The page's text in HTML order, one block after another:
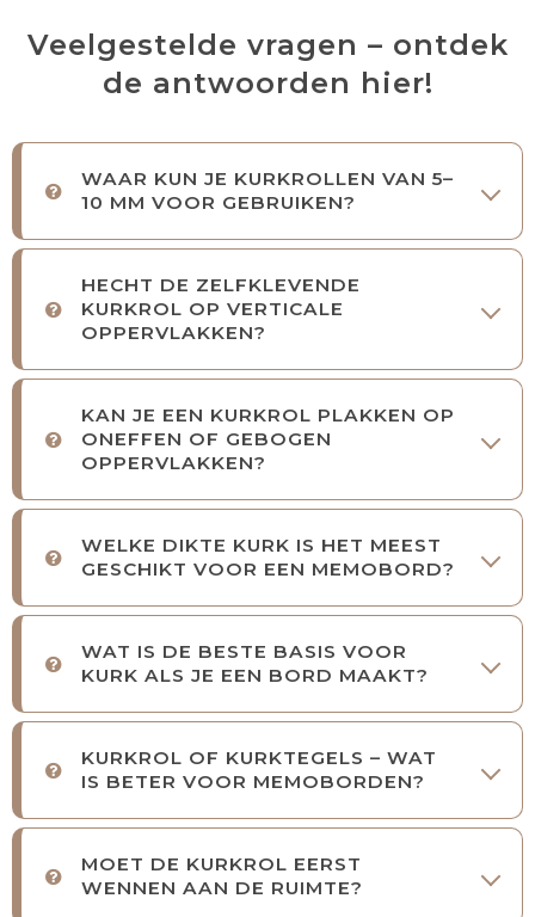
Veelgestelde vragen – ontdek
de antwoorden hier!
WAAR KUN JE KURKROLLEN VAN 5–
10 MM VOOR GEBRUIKEN?
HECHT DE ZELFKLEVENDE
KURKROL OP VERTICALE
OPPERVLAKKEN?
KAN JE EEN KURKROL PLAKKEN OP
ONEFFEN OF GEBOGEN
OPPERVLAKKEN?
WELKE DIKTE KURK IS HET MEEST
GESCHIKT VOOR EEN MEMOBORD?
WAT IS DE BESTE BASIS VOOR
KURK ALS JE EEN BORD MAAKT?
KURKROL OF KURKTEGELS – WAT
IS BETER VOOR MEMOBORDEN?
MOET DE KURKROL EERST
WENNEN AAN DE RUIMTE?